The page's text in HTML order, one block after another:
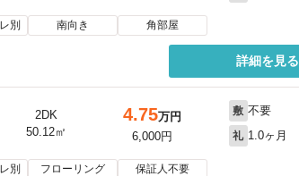
別 南向き 角部屋
詳細を見る
2DK
50.12㎡
4.75万円
6,000円
敷 不要
礼 1.0ヶ月
別 フローリング 保証人不要